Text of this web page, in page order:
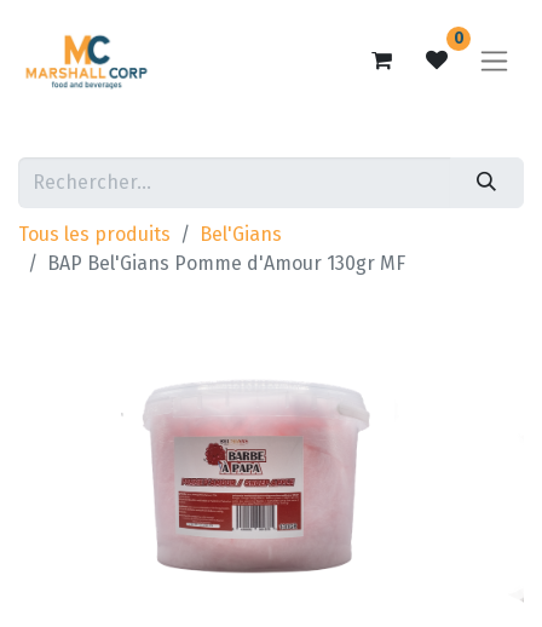
0
Tous les produits
Bel'Gians
BAP Bel'Gians Pomme d'Amour 130gr MF